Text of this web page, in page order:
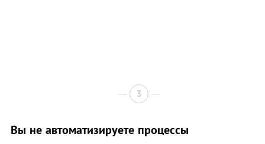
3
Вы не автоматизируете процессы